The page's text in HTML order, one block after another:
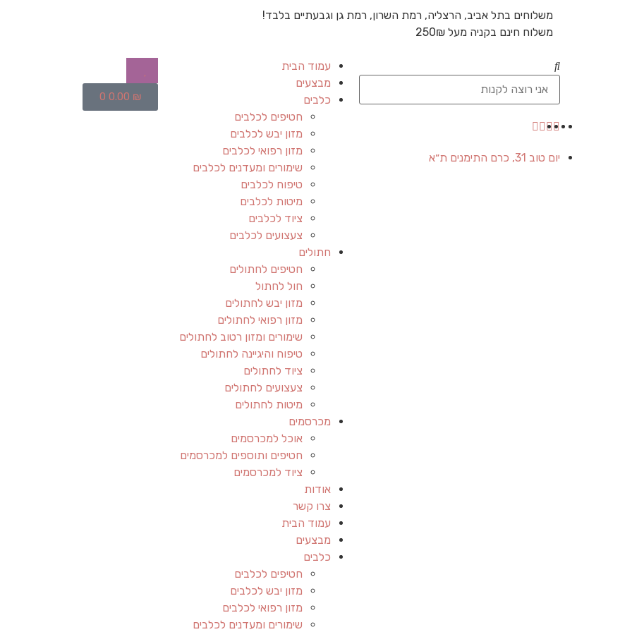
משלוחים בתל אביב, הרצליה, רמת השרון, רמת גן וגבעתיים בלבד!
משלוח חינם בקניה מעל 250₪
יום טוב 31, כרם התימנים ת״א
עמוד הבית
מבצעים
כלבים
חטיפים לכלבים
מזון יבש לכלבים
מזון רפואי לכלבים
שימורים ומעדנים לכלבים
טיפוח לכלבים
מיטות לכלבים
ציוד לכלבים
צעצועים לכלבים
חתולים
חטיפים לחתולים
חול לחתול
מזון יבש לחתולים
מזון רפואי לחתולים
שימורים ומזון רטוב לחתולים
טיפוח והיגיינה לחתולים
ציוד לחתולים
צעצועים לחתולים
מיטות לחתולים
מכרסמים
אוכל למכרסמים
חטיפים ותוספים למכרסמים
ציוד למכרסמים
אודות
צרו קשר
עמוד הבית
מבצעים
כלבים
חטיפים לכלבים
מזון יבש לכלבים
מזון רפואי לכלבים
שימורים ומעדנים לכלבים
0.00 ₪
0